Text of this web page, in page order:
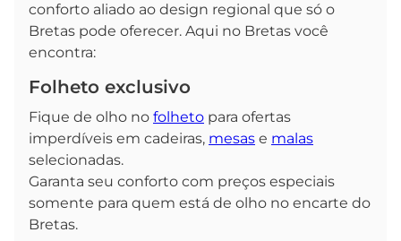
conforto aliado ao design regional que só o
Bretas pode oferecer. Aqui no Bretas você
encontra:
Folheto exclusivo
Fique de olho no folheto para ofertas
imperdíveis em cadeiras, mesas e malas
selecionadas.
Garanta seu conforto com preços especiais
somente para quem está de olho no encarte do
Bretas.